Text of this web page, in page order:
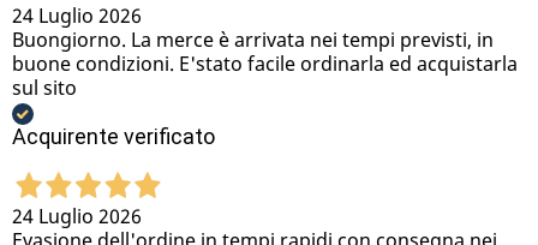
24 Luglio 2026
Buongiorno. La merce è arrivata nei tempi previsti, in
buone condizioni. E'stato facile ordinarla ed acquistarla
sul sito
Acquirente verificato
24 Luglio 2026